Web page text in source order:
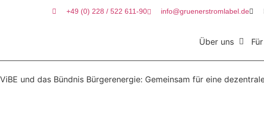
+49 (0) 228 / 522 611-90 info@gruenerstromlabel.de
Über uns
ViBE und das Bündnis Bürgerenergie: Gemeinsam für eine